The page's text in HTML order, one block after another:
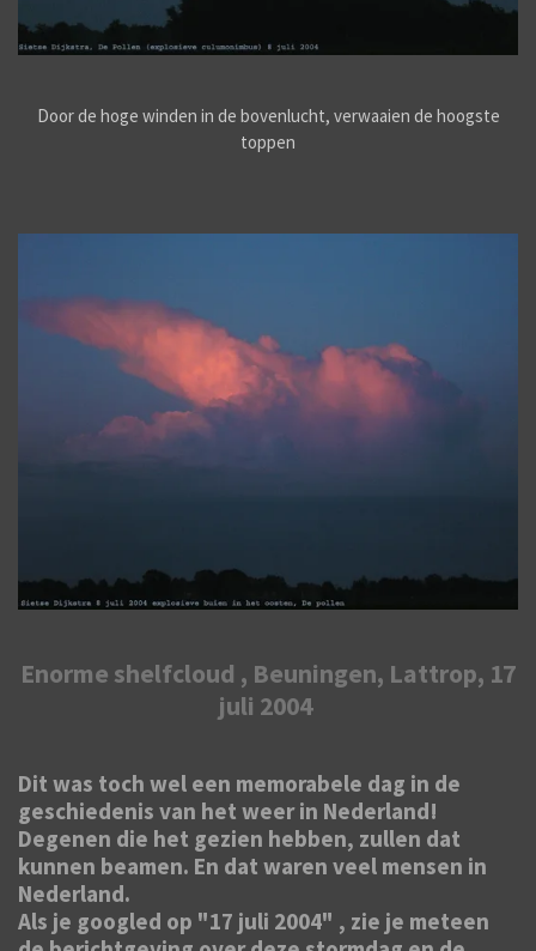
Door de hoge winden in de bovenlucht, verwaaien de hoogste
toppen
Enorme shelfcloud , Beuningen, Lattrop, 17
juli 2004
Dit was toch wel een memorabele dag in de
geschiedenis van het weer in Nederland!
Degenen die het gezien hebben, zullen dat
kunnen beamen. En dat waren veel mensen in
Nederland.
Als je googled op "17 juli 2004" , zie je meteen